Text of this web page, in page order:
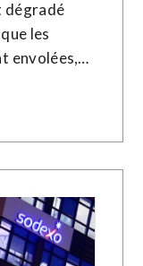
dégradé
‌les
⁠envolées,…